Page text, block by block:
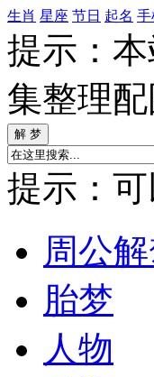
生肖 星座 节日 起名 手
提示：
集整理
提示：可
周公
胎梦
人物